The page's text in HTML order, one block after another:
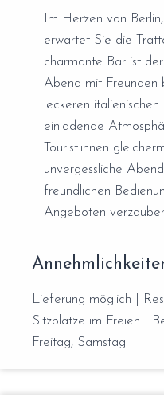
Im Herzen von
erwartet Sie die
charmante Bar ist
Abend mit Freunden
leckeren
einladende
Tourist:innen
unvergessliche
freundlichen
Angeboten
Lieferung möglich |
Sitzplätze im Freien |
Freitag, Samstag